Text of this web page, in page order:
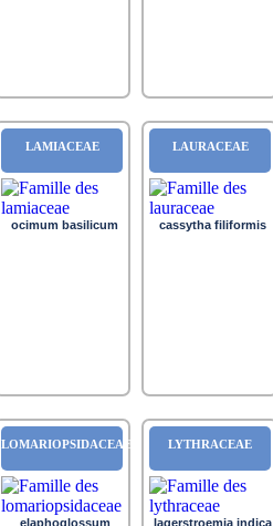
LAMIACEAE
ocimum basilicum
LAURACEAE
cassytha filiformis
LOMARIOPSIDACEAE
elaphoglossum
LYTHRACEAE
lagerstroemia indica